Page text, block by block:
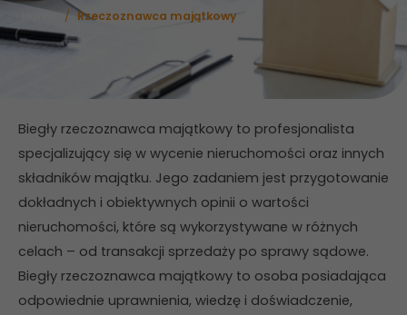
Home Rzeczoznawca majątkowy
Biegły rzeczoznawca majątkowy to profesjonalista
specjalizujący się w wycenie nieruchomości oraz innych
składników majątku. Jego zadaniem jest przygotowanie
dokładnych i obiektywnych opinii o wartości
nieruchomości, które są wykorzystywane w różnych
celach – od transakcji sprzedaży po sprawy sądowe.
Biegły rzeczoznawca majątkowy to osoba posiadająca
odpowiednie uprawnienia, wiedzę i doświadczenie,